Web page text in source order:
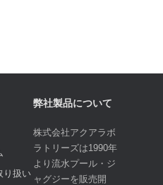
り扱い
弊社製品について
株式会社アクアラボ
ラトリーズは1990年
より流水プール・ジ
ャグジーを販売開